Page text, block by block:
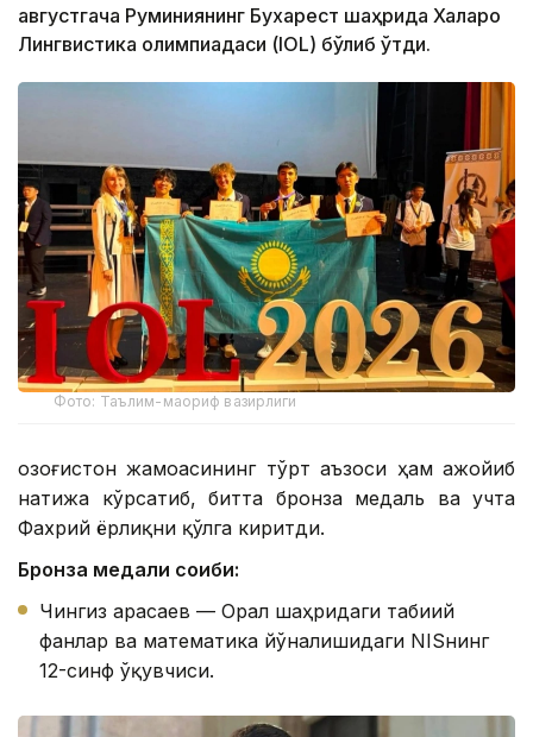
августгача Руминиянинг Бухарест шаҳрида Халқаро
Лингвистика олимпиадаси (IOL) бўлиб ўтди.
Фото: Таълим-маориф вазирлиги
Қозоғистон жамоасининг тўрт аъзоси ҳам ажойиб
натижа кўрсатиб, битта бронза медаль ва учта
Фахрий ёрлиқни қўлга киритди.
Бронза медали соҳиби:
Чингиз Қарасаев — Орал шаҳридаги табиий
фанлар ва математика йўналишидаги NISнинг
12-синф ўқувчиси.